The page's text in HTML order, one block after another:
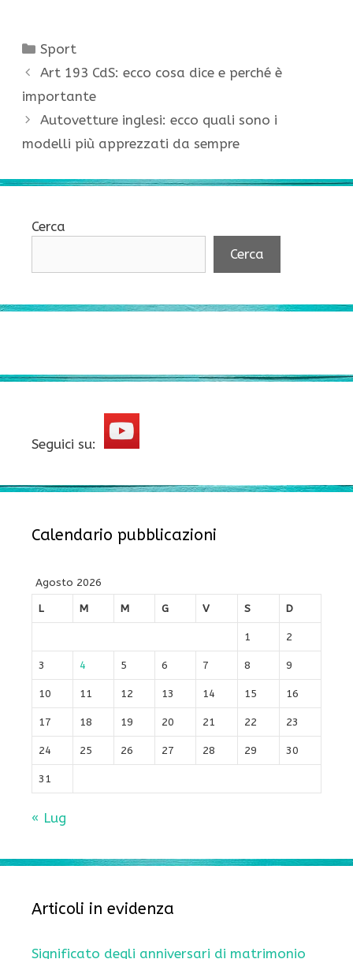
Categorie
Sport
Art 193 CdS: ecco cosa dice e perché è
importante
Autovetture inglesi: ecco quali sono i
modelli più apprezzati da sempre
Cerca
Cerca
Seguici su:
Calendario pubblicazioni
Agosto 2026
L
M M G V S D
1 2
3 4 5 6 7 8 9
10 11 12 13 14 15 16
17 18 19 20 21 22 23
24 25 26 27 28 29 30
31
« Lug
Articoli in evidenza
Significato degli anniversari di matrimonio